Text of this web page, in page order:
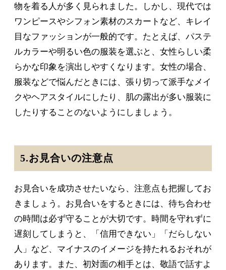
物を着る人が多く見られました。しかし、現代では
ワンピースやシフォン素材のスカートなど、キレイ
目なファッションが一般的です。たとえば、パステ
ルカラーや明るい色の服装を選ぶと、女性らしい柔
らかな印象を演出しやすくなります。女性の場合、
服装などで悩んだときには、張り切って派手なメイ
クやヘアスタイルにしたり、肌の露出が多い服装に
したりすることのないようにしましょう。
5.お見合いの注意点
お見合いを成功させたいなら、注意点も把握してお
きましょう。お見合いをするときには、待ち合わせ
の時間は必ず守ることが大切です。時間を守れずに
遅刻してしまうと、「信用できない」「だらしない
人」など、マイナスのイメージを持たれるおそれが
あります。また、初対面の相手とは、敬語で話すよ